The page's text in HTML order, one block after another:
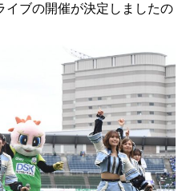
ブの開催が決定しましたの